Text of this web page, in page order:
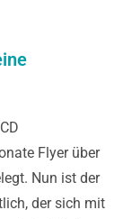
Flyer über
Nun ist der
der sich mit